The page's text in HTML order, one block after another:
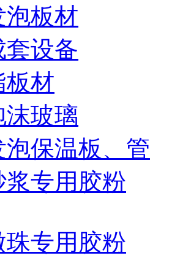
泡板材
套设备
板材
沫玻璃
泡保温板、管
浆专用胶粉
珠专用胶粉